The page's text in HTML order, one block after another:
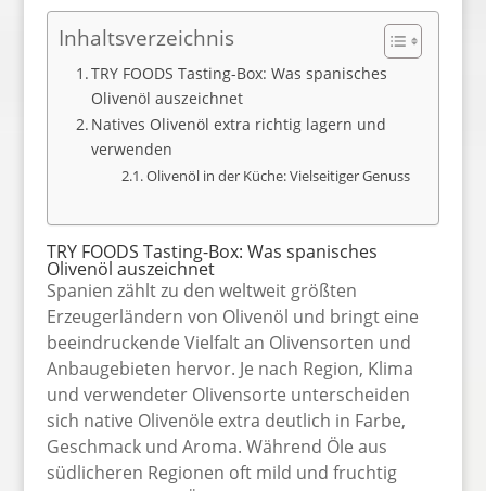
Inhaltsverzeichnis
TRY FOODS Tasting-Box: Was spanisches
Olivenöl auszeichnet
Natives Olivenöl extra richtig lagern und
verwenden
Olivenöl in der Küche: Vielseitiger Genuss
TRY FOODS Tasting-Box: Was spanisches
Olivenöl auszeichnet
Spanien zählt zu den weltweit größten
Erzeugerländern von Olivenöl und bringt eine
beeindruckende Vielfalt an Olivensorten und
Anbaugebieten hervor. Je nach Region, Klima
und verwendeter Olivensorte unterscheiden
sich native Olivenöle extra deutlich in Farbe,
Geschmack und Aroma. Während Öle aus
südlicheren Regionen oft mild und fruchtig